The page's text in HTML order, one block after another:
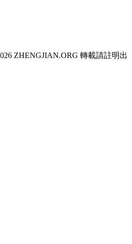
ZHENGJIAN.ORG 轉載請註明出